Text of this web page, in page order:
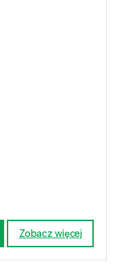
Zobacz więcej